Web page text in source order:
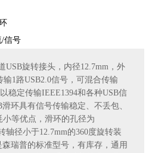
/信号
USB旋转接头，内径12.7mm，外
输1路USB2.0信号，可混合传输
稳定传输IEEE1394和各种USB信
环具有信号传输稳定、不丢包、
等优点，滑环的孔径为
轴径小于12.7mm的360度旋转装
瑞普的标准型号，有库存，通用